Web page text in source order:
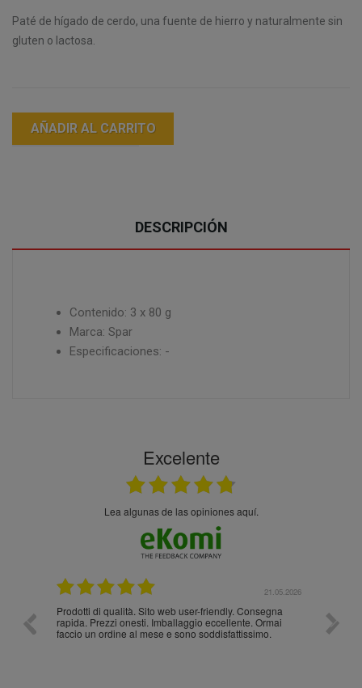
Paté de hígado de cerdo, una fuente de hierro y naturalmente sin
gluten o lactosa.
AÑADIR AL CARRITO
DESCRIPCIÓN
Contenido: 3 x 80 g
Marca: Spar
Especificaciones: -
Excelente
Lea algunas de las opiniones aquí.
21.05.2026
Prodotti di qualità. Sito web user-friendly. Consegna
rapida. Prezzi onesti. Imballaggio eccellente. Ormai
faccio un ordine al mese e sono soddisfattissimo.
10/10